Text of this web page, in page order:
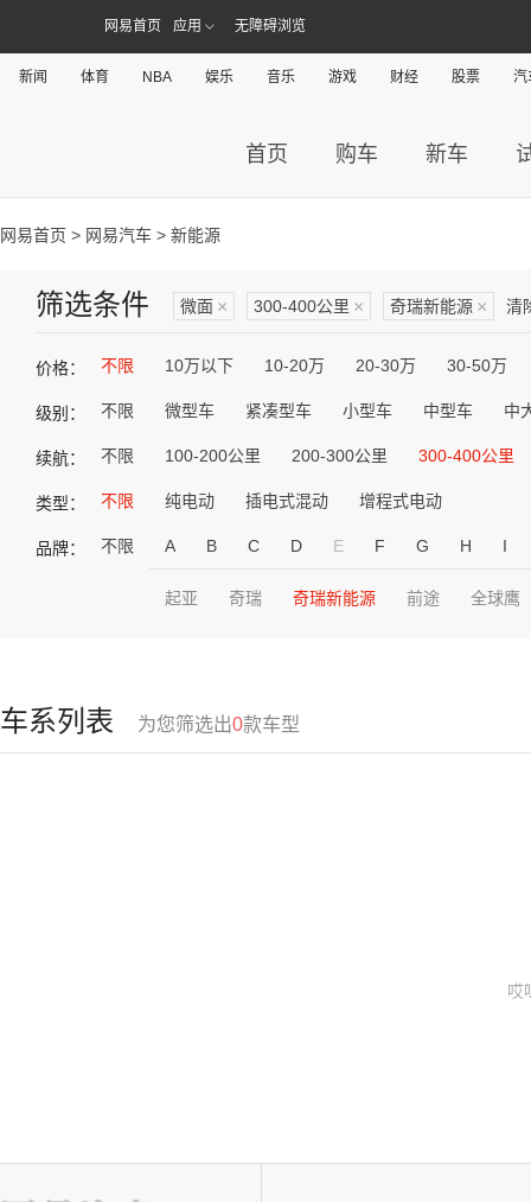
网易首页 应用 无障碍浏览
新闻 体育 NBA 娱乐 音乐 游戏 财经 股票 汽
首页 购车 新车
网易首页 > 网易汽车 > 新能源
筛选条件 微面 × 300-400公里 × 奇瑞新能源 × 清
价格： 不限 10万以下 10-20万 20-30万 30-50万
级别： 不限 微型车 紧凑型车 小型车 中型车 中
续航： 不限 100-200公里 200-300公里 300-400公里
类型： 不限 纯电动 插电式混动 增程式电动
品牌： 不限 A B C D E F G H I
起亚 奇瑞 奇瑞新能源 前途 全球鹰
车系列表 为您筛选出0款车型
哎